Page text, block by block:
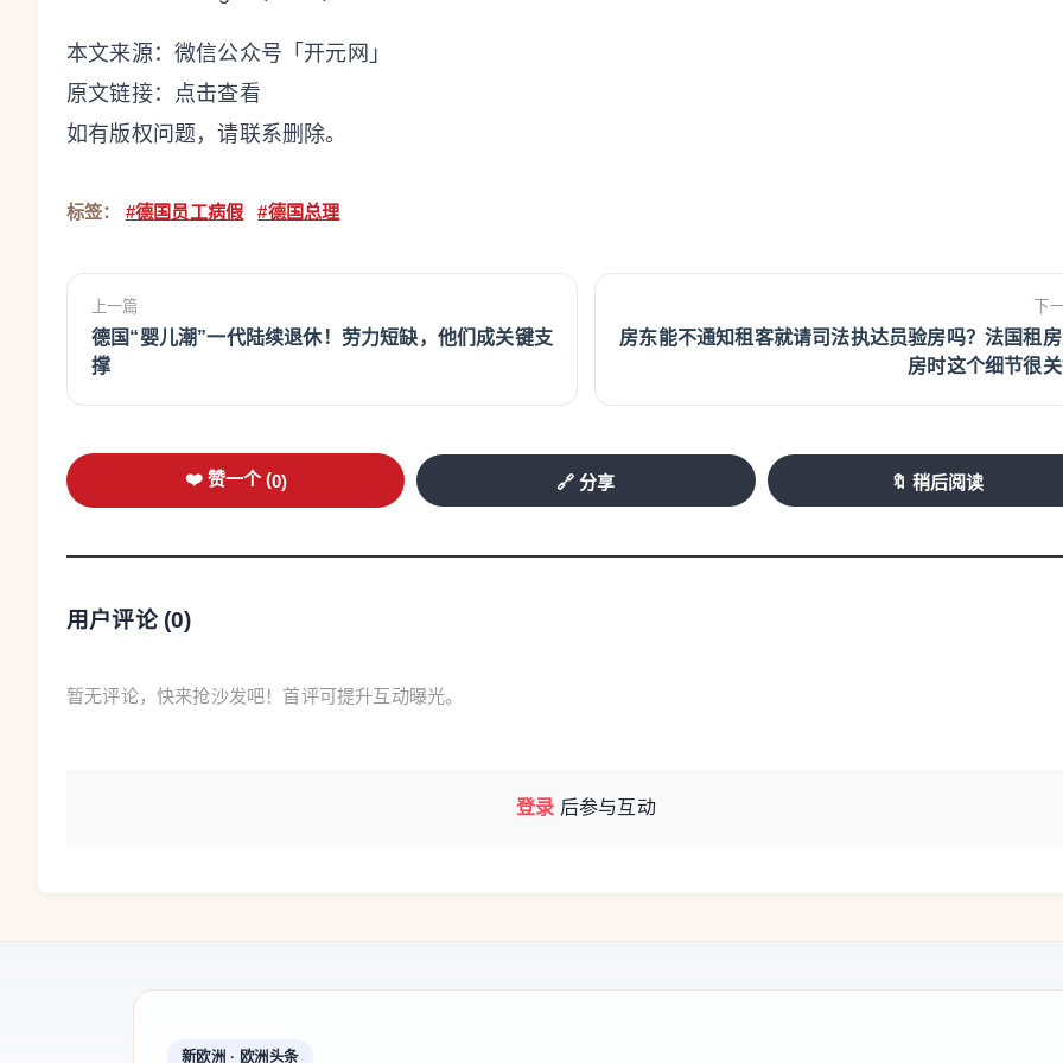
本文来源：微信公众号「开元网」
原文链接： 点击查看
如有版权问题，请联系删除。
标签： #德国员工病假 #德国总理
上一篇
德国“婴儿潮”一代陆续退休！劳力短缺，他们成关键支
撑
下
房东能不通知租客就请司法执达员验房吗？法国租
房时这个细节很
❤️ 赞一个 (0) 🔗 分享 🔖 稍后阅读
用户评论 (0)
暂无评论，快来抢沙发吧！首评可提升互动曝光。
登录 后参与互动
新欧洲 · 欧洲头条